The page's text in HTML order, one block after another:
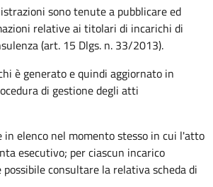
sono tenute a pubblicare ed
relative ai titolari di incarichi di
(art. 15 Dlgs. n. 33/2013).
è generato e quindi aggiornato in
di gestione degli atti
in elenco nel momento stesso in cui l'atto
esecutivo; per ciascun incarico
consultare la relativa scheda di